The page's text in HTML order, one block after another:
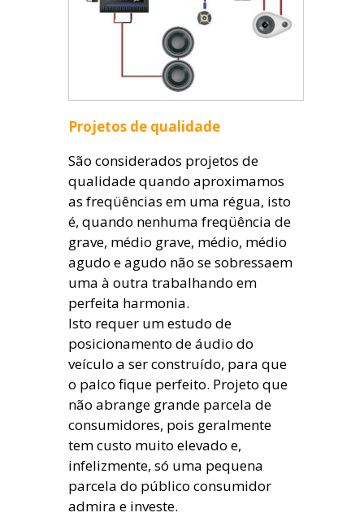
Projetos de qualidade
São considerados projetos de
qualidade quando aproximamos
as freqüências em uma régua, isto
é, quando nenhuma freqüência de
grave, médio grave, médio, médio
agudo e agudo não se sobressaem
uma à outra trabalhando em
perfeita harmonia.
Isto requer um estudo de
posicionamento de áudio do
veículo a ser construído, para que
o palco fique perfeito. Projeto que
não abrange grande parcela de
consumidores, pois geralmente
tem custo muito elevado e,
infelizmente, só uma pequena
parcela do público consumidor
admira e investe.